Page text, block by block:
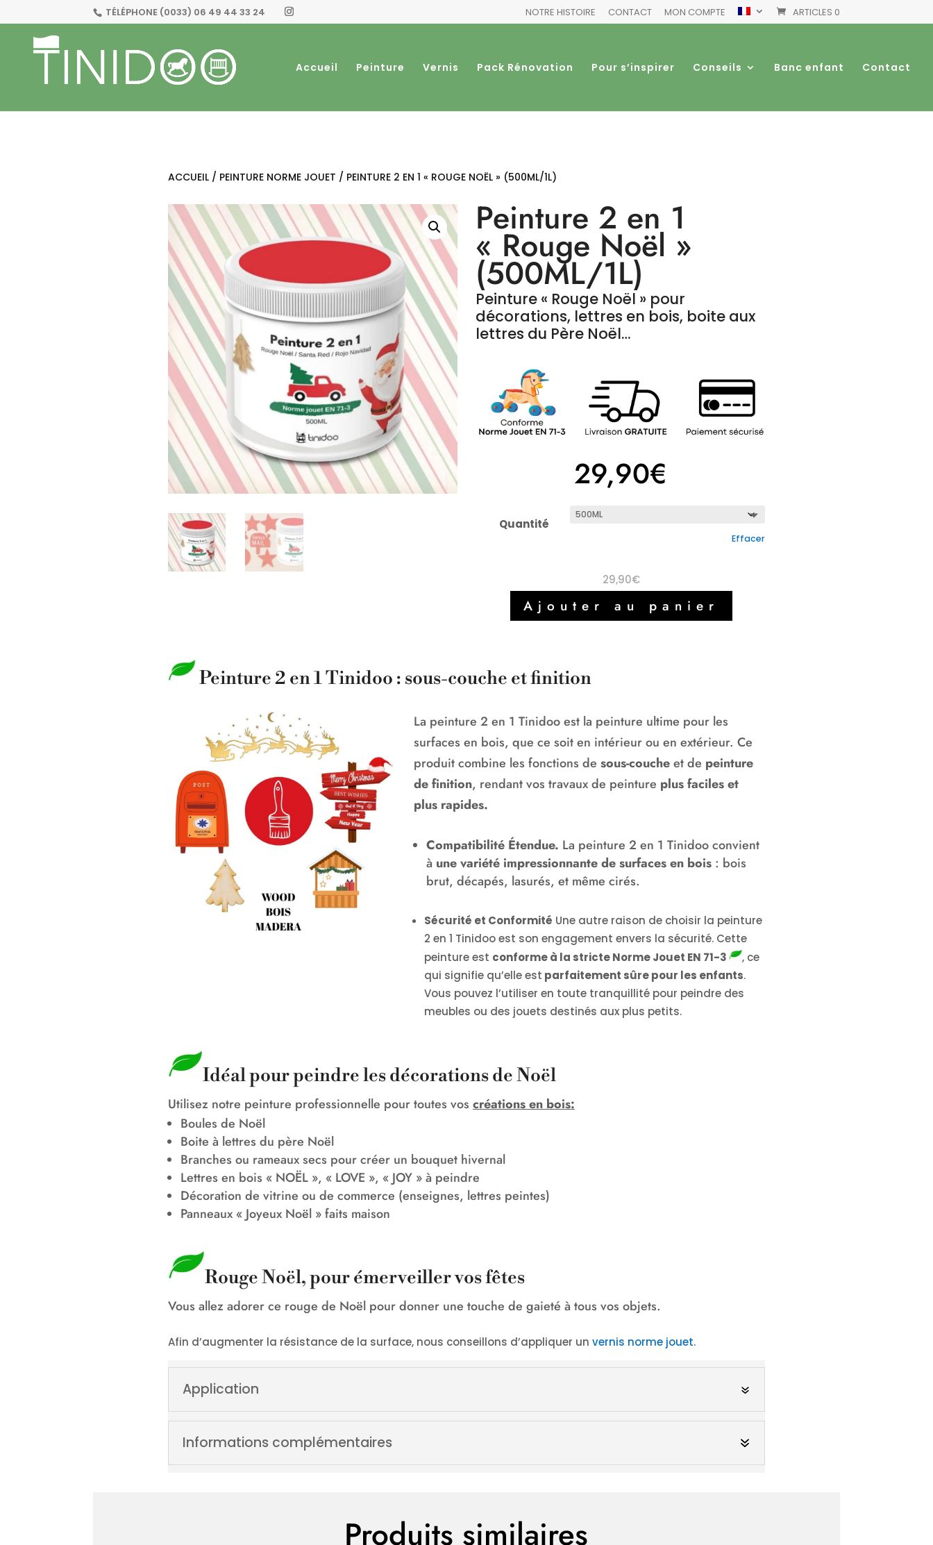
TÉLÉPHONE (0033) 06 49 44 33 24 NOTRE HISTOIRE CONTACT MON COMPTE ARTICLES 0
Accueil Peinture Vernis Pack Rénovation Pour s’inspirer Conseils Banc enfant Contact
ACCUEIL/ PEINTURE NORME JOUET / PEINTURE 2 EN 1 « ROUGE NOËL » (500ML/1L)
Peinture 2 en 1
« Rouge Noël »
(500ML/1L)
Peinture « Rouge Noël » pour
décorations, lettres en bois, boite aux
lettres du Père Noël…
29,90€
Quantité
Effacer
29,90€
Ajouter au panier
Peinture 2 en 1 Tinidoo : sous-couche et finition
La peinture 2 en 1 Tinidoo est la peinture ultime pour les
surfaces en bois, que ce soit en intérieur ou en extérieur. Ce
produit combine les fonctions de sous-coucheet de peinture
de finition, rendant vos travaux de peinture plus faciles et
plus rapides.
Compatibilité Étendue. La peinture 2 en 1 Tinidoo convient
à une variété impressionnante de surfaces en bois : bois
brut, décapés, lasurés, et même cirés.
Sécurité et Conformité Une autre raison de choisir la peinture
2 en 1 Tinidoo est son engagement envers la sécurité. Cette
peinture est conforme à la stricte Norme Jouet EN 71-3
, ce
qui signifie qu’elle est parfaitement sûre pour les enfants.
Vous pouvez l’utiliser en toute tranquillité pour peindre des
meubles ou des jouets destinés aux plus petits.
Idéal pour peindre les décorations de Noël
Utilisez notre peinture professionnelle pour toutes vos créations en bois:
Boules de Noël
Boite à lettres du père Noël
Branches ou rameaux secs pour créer un bouquet hivernal
Lettres en bois « NOËL », « LOVE », « JOY » à peindre
Décoration de vitrine ou de commerce (enseignes, lettres peintes)
Panneaux « Joyeux Noël » faits maison
Rouge Noël, pour émerveiller vos fêtes
Vous allez adorer ce rouge de Noël pour donner une touche de gaieté à tous vos objets.
Afin d’augmenter la résistance de la surface, nous conseillons d’appliquer un vernis norme jouet.
Application
Informations complémentaires
Produits similaires